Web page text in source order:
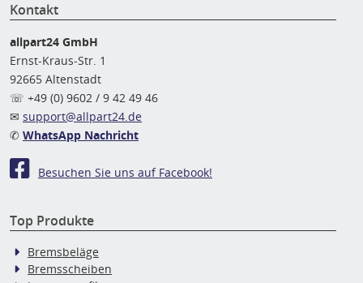
Kontakt
allpart24 GmbH
Ernst-Kraus-Str. 1
92665 Altenstadt
☏ +49 (0) 9602 / 9 42 49 46
✉ support@allpart24.de
✆ WhatsApp Nachricht
Besuchen Sie uns auf Facebook!
Top Produkte
Bremsbeläge
Bremsscheiben